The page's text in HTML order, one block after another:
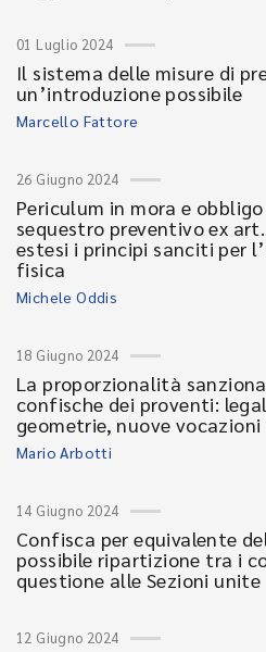
01 Luglio 2024
Il sistema delle misure di
un’introduzione possibile
Marcello Fattore
26 Giugno 2024
Periculum in mora e
sequestro preventivo ex
estesi i principi sanciti per
fisica
Michele Oddis
18 Giugno 2024
La proporzionalità
confische dei proventi:
geometrie, nuove
Mario Arbotti
14 Giugno 2024
Confisca per equivalente
possibile ripartizione tra i
questione alle Sezioni unite
12 Giugno 2024